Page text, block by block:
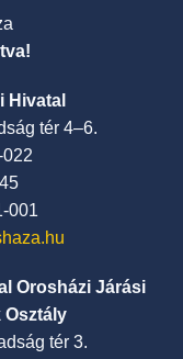
Hivatal
tér 4–6.
001
Orosházi Járási
Osztály
tér 3.